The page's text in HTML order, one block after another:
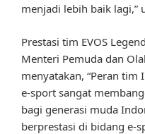
menjadi lebih baik lagi,”
Prestasi tim EVOS
Menteri Pemuda dan
menyatakan, “Peran
e-sport sangat
bagi generasi muda
berprestasi di bidang e-